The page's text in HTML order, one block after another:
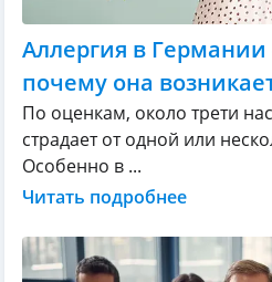
Аллергия в Германии
почему она
По оценкам, около трети
страдает от одной или
Особенно в ...
Читать подробнее